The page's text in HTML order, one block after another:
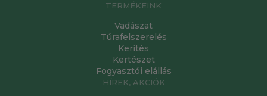
TERMÉKEINK
Vadászat
Túrafelszerelés
Kerítés
Kertészet
Fogyasztói elállás
HÍREK, AKCIÓK